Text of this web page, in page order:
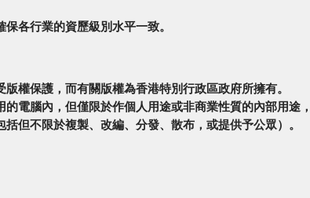
各行業的資歷級別水平一致。
權保護，而有關版權為香港特別行政區政府所擁有。
電腦內，但僅限於作個人用途或非商業性質的內部用途
但不限於複製、改編、分發、散布，或提供予公眾）。